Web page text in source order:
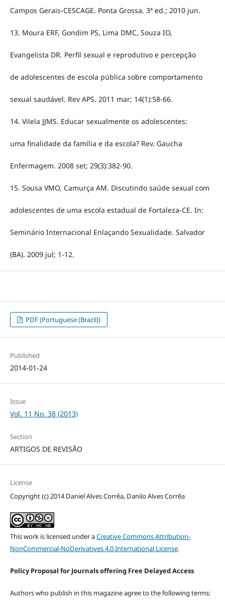
Campos Gerais-CESCAGE. Ponta Grossa. 3ª ed.; 2010 jun.
13. Moura ERF, Gondim PS, Lima DMC, Souza IO,
Evangelista DR. Perfil sexual e reprodutivo e percepção
de adolescentes de escola pública sobre comportamento
sexual saudável. Rev APS. 2011 mar; 14(1):58-66.
14. Vilela JJMS. Educar sexualmente os adolescentes:
uma finalidade da família e da escola? Rev. Gaucha
Enfermagem. 2008 set; 29(3):382-90.
15. Sousa VMO, Camurça AM. Discutindo saúde sexual com
adolescentes de uma escola estadual de Fortaleza-CE. In:
Seminário Internacional Enlaçando Sexualidade. Salvador
(BA). 2009 jul; 1-12.
PDF (Portuguese (Brazil))
Published
2014-01-24
Issue
Vol. 11 No. 38 (2013)
Section
ARTIGOS DE REVISÃO
License
Copyright (c) 2014 Daniel Alves Corrêa, Danilo Alves Corrêa
This work is licensed under aCreative Commons Attribution-
NonCommercial-NoDerivatives 4.0 International License.
Policy Proposal for Journals offering Free Delayed Access
Authors who publish in this magazine agree to the following terms: